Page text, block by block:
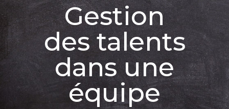
Gestion
des talents
dans une
équipe